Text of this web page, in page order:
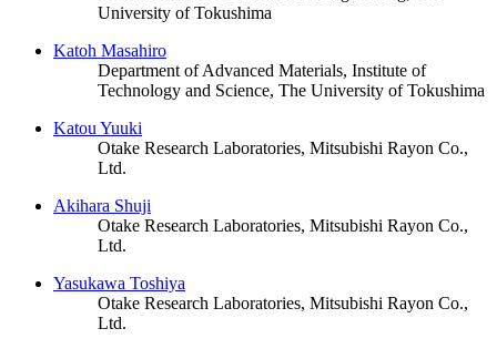
University of Tokushima
Katoh Masahiro
Department of Advanced Materials, Institute of
Technology and Science, The University of Tokushima
Katou Yuuki
Otake Research Laboratories, Mitsubishi Rayon Co.,
Ltd.
Akihara Shuji
Otake Research Laboratories, Mitsubishi Rayon Co.,
Ltd.
Yasukawa Toshiya
Otake Research Laboratories, Mitsubishi Rayon Co.,
Ltd.